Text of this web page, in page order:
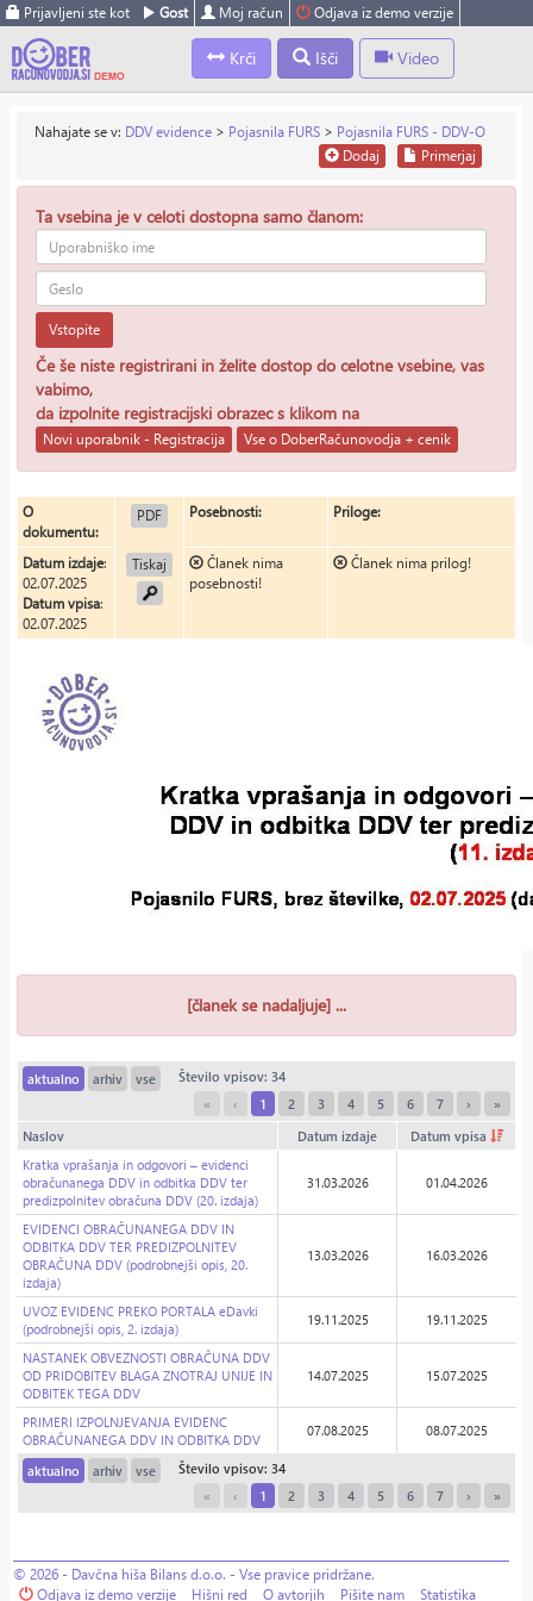
Prijavljeni ste kot Gost Moj račun Odjava iz demo verzije
Krči Išči Video
Nahajate se v: DDV evidence > Pojasnila FURS > Pojasnila FURS - DDV-O
Primerjaj
Dodaj
Ta vsebina je v celoti dostopna samo članom:
Vstopite
Če še niste registrirani in želite dostop do celotne vsebine, vas
vabimo,
da izpolnite registracijski obrazec s klikom na
Novi uporabnik - Registracija Vse o DoberRačunovodja + cenik
O
dokumentu:
PDF
Tiskaj
Posebnosti: Priloge:
Datum izdaje:
02.07.2025
Datum vpisa:
02.07.2025
Članek nima
posebnosti!
Članek nima prilog!
[članek se nadaljuje] ...
aktualno arhiv vse
Število vpisov: 34
«
‹ 1 2 3 4 5 6 7 › »
Naslov Datum izdaje
Datum vpisa
Kratka vprašanja in odgovori – evidenci
obračunanega DDV in odbitka DDV ter
predizpolnitev obračuna DDV (20. izdaja)
31.03.2026 01.04.2026
EVIDENCI OBRAČUNANEGA DDV IN
ODBITKA DDV TER PREDIZPOLNITEV
OBRAČUNA DDV (podrobnejši opis, 20.
izdaja)
13.03.2026 16.03.2026
UVOZ EVIDENC PREKO PORTALA eDavki
(podrobnejši opis, 2. izdaja)
19.11.2025 19.11.2025
NASTANEK OBVEZNOSTI OBRAČUNA DDV
OD PRIDOBITEV BLAGA ZNOTRAJ UNIJE IN
ODBITEK TEGA DDV
14.07.2025 15.07.2025
PRIMERI IZPOLNJEVANJA EVIDENC
OBRAČUNANEGA DDV IN ODBITKA DDV
07.08.2025 08.07.2025
aktualno arhiv vse
Število vpisov: 34
«
‹ 1 2 3 4 5 6 7 › »
© 2026 - Davčna hiša Bilans d.o.o. - Vse pravice pridržane.
Odjava iz demo verzije
Hišni red O avtorjih Pišite nam
Statistika